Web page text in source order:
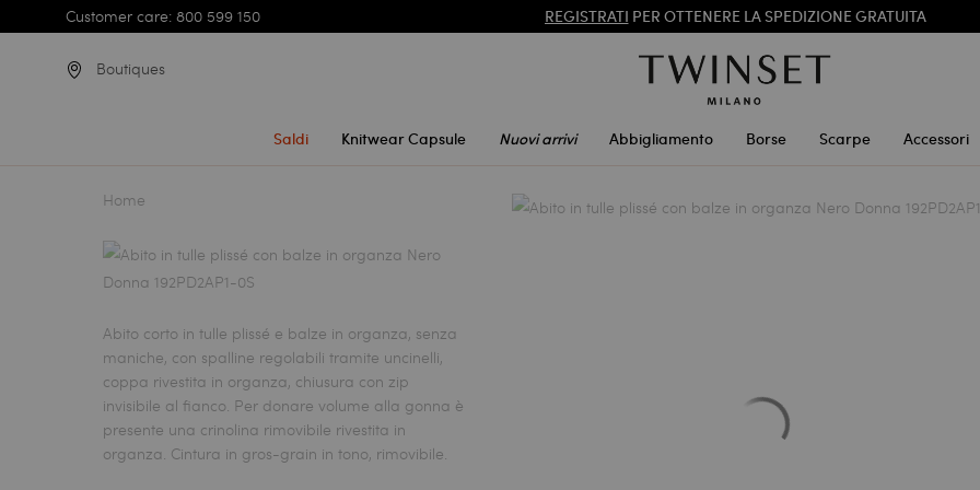
Customer care: 800 599 150
SALDI NUOVI LOOK FINO AL -50% |SHOP NOW
PER OTTENERE LA SPEDIZIONE GRATUITA
Boutiques
Saldi Knitwear Capsule Nuovi arrivi Abbigliamento Borse Scarpe Accessori
Home
Abito corto in tulle plissé e balze in organza, senza
maniche, con spalline regolabili tramite uncinelli,
coppa rivestita in organza, chiusura con zip
invisibile al fianco. Per donare volume alla gonna è
presente una crinolina rimovibile rivestita in
organza. Cintura in gros-grain in tono, rimovibile.